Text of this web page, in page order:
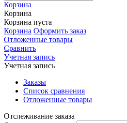
Корзина
Корзина
Корзина пуста
Корзина Оформить заказ
Отложенные товары
Сравнить
Учетная запись
Учетная запись
Заказы
Список сравнения
Отложенные товары
Отслеживание заказа